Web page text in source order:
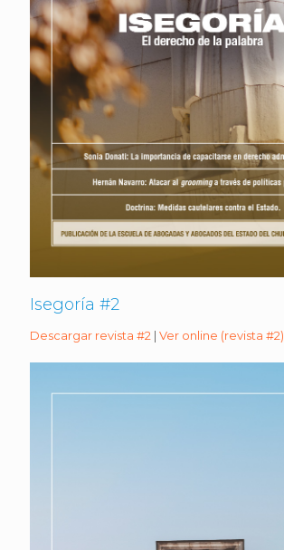
Isegoría #2
Descargar revista #2 | Ver online (revista #2)